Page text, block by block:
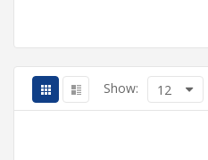
Show: 12